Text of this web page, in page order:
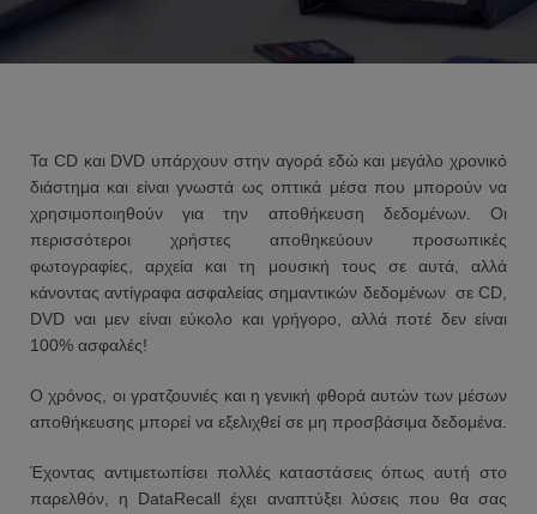
Τα CD και DVD υπάρχουν στην αγορά εδώ και μεγάλο χρονικό
διάστημα και είναι γνωστά ως οπτικά μέσα που μπορούν να
χρησιμοποιηθούν για την αποθήκευση δεδομένων. Οι
περισσότεροι χρήστες αποθηκεύουν προσωπικές
φωτογραφίες, αρχεία και τη μουσική τους σε αυτά, αλλά
κάνοντας αντίγραφα ασφαλείας σημαντικών δεδομένων σε CD,
DVD ναι μεν είναι εύκολο και γρήγορο, αλλά ποτέ δεν είναι
100% ασφαλές!
Ο χρόνος, οι γρατζουνιές και η γενική φθορά αυτών των μέσων
αποθήκευσης μπορεί να εξελιχθεί σε μη προσβάσιμα δεδομένα.
Έχοντας αντιμετωπίσει πολλές καταστάσεις όπως αυτή στο
παρελθόν, η DataRecall έχει αναπτύξει λύσεις που θα σας